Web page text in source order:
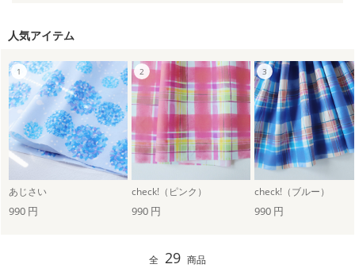
人気アイテム
あじさい check!（ピンク） check!（ブルー）
990 円 990 円 990 円
全 29 商品